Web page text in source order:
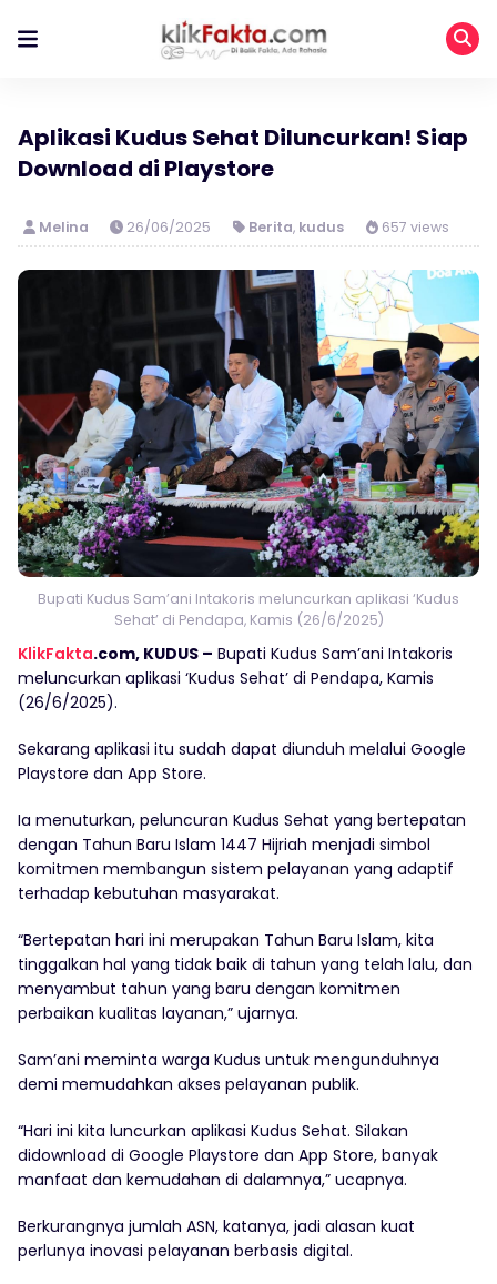
Aplikasi Kudus Sehat Diluncurkan! Siap
Download di Playstore
Melina 26/06/2025 Berita, kudus 657 views
Bupati Kudus Sam’ani Intakoris meluncurkan aplikasi ‘Kudus
Sehat’ di Pendapa, Kamis (26/6/2025)
KlikFakta.com, KUDUS – Bupati Kudus Sam’ani Intakoris
meluncurkan aplikasi ‘Kudus Sehat’ di Pendapa, Kamis
(26/6/2025).
Sekarang aplikasi itu sudah dapat diunduh melalui Google
Playstore dan App Store.
Ia menuturkan, peluncuran Kudus Sehat yang bertepatan
dengan Tahun Baru Islam 1447 Hijriah menjadi simbol
komitmen membangun sistem pelayanan yang adaptif
terhadap kebutuhan masyarakat.
“Bertepatan hari ini merupakan Tahun Baru Islam, kita
tinggalkan hal yang tidak baik di tahun yang telah lalu, dan
menyambut tahun yang baru dengan komitmen
perbaikan kualitas layanan,” ujarnya.
Sam’ani meminta warga Kudus untuk mengunduhnya
demi memudahkan akses pelayanan publik.
“Hari ini kita luncurkan aplikasi Kudus Sehat. Silakan
didownload di Google Playstore dan App Store, banyak
manfaat dan kemudahan di dalamnya,” ucapnya.
Berkurangnya jumlah ASN, katanya, jadi alasan kuat
perlunya inovasi pelayanan berbasis digital.